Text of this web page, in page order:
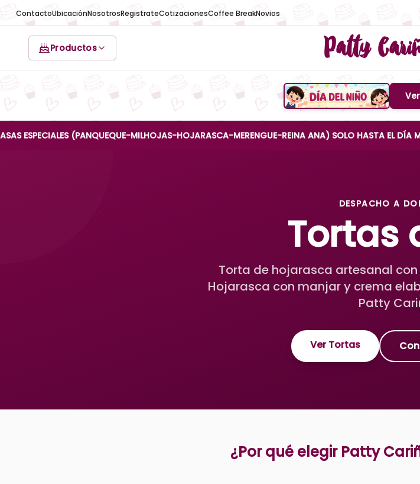
ContactoUbicaciónNosotrosRegistrateCotizacionesCoffee BreakNovios
Productos Patty
Boton de menu
(PANQUEQUE-MILHOJAS-HOJARASCA-MERENGUE-REINA ANA) SOLO HASTA EL DÍA
DESPACHO A
Tortas
Torta de hojarasca artesanal
Hojarasca con manjar y crema
Patty
Ver Tortas
¿Por qué elegir Patty